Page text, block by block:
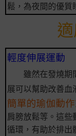
鬆，為夜間的優質
輕度伸展運動
雖然在發燒期
展可以幫助改善血
簡單的瑜伽動
肩膀放鬆等。這些
循環，有助於排出